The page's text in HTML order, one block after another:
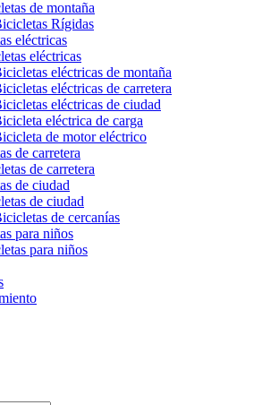
Rígidas
eléctricas
eléctricas de montaña
eléctricas de carretera
eléctricas de ciudad
eléctrica de carga
de motor eléctrico
de carretera
de ciudad
de cercanías
para niños